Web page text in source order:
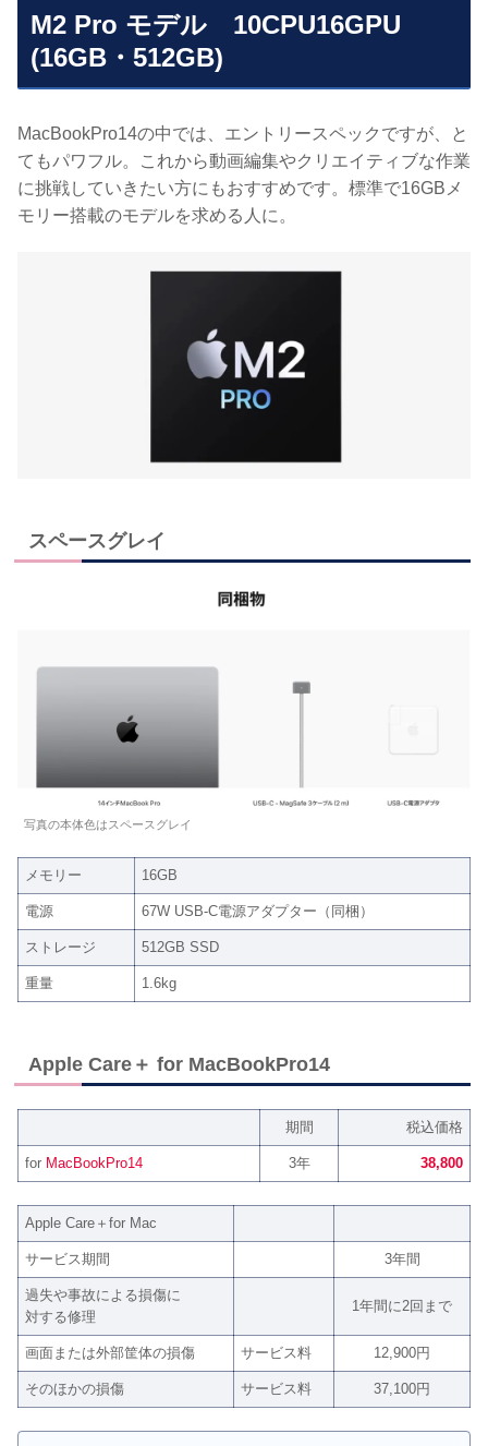
M2 Pro モデル 10CPU16GPU
(16GB・512GB)
MacBookPro14の中では、エントリースペックですが、と
てもパワフル。これから動画編集やクリエイティブな作業
に挑戦していきたい方にもおすすめです。標準で16GBメ
モリー搭載のモデルを求める人に。
スペースグレイ
写真の本体色はスペースグレイ
メモリー 16GB
電源 67W USB-C電源アダプター（同梱）
ストレージ 512GB SSD
重量 1.6kg
Apple Care＋ for MacBookPro14
期間 税込価格
for MacBookPro14 3年 38,800
Apple Care＋for Mac
サービス期間 3年間
過失や事故による損傷に
対する修理
1年間に2回まで
画面または外部筐体の損傷 サービス料 12,900円
そのほかの損傷 サービス料 37,100円